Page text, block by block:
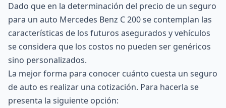
Dado que en la determinación del precio de un seguro
para un auto Mercedes Benz C 200 se contemplan las
características de los futuros asegurados y vehículos
se considera que los costos no pueden ser genéricos
sino personalizados.
La mejor forma para conocer cuánto cuesta un seguro
de auto es realizar una cotización. Para hacerla se
presenta la siguiente opción: